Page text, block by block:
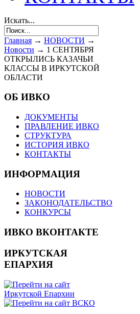
Искать...
Главная → НОВОСТИ →
Новости → 1 СЕНТЯБРЯ
ОТКРЫЛИСЬ КАЗАЧЬИ
КЛАССЫ В ИРКУТСКОЙ
ОБЛАСТИ
ОБ ИВКО
ДОКУМЕНТЫ
ПРАВЛЕНИЕ ИВКО
СТРУКТУРА
ИСТОРИЯ ИВКО
КОНТАКТЫ
ИНФОРМАЦИЯ
НОВОСТИ
ЗАКОНОДАТЕЛЬСТВО
КОНКУРСЫ
ИВКО ВКОНТАКТЕ
ИРКУТСКАЯ
ЕПАРХИЯ